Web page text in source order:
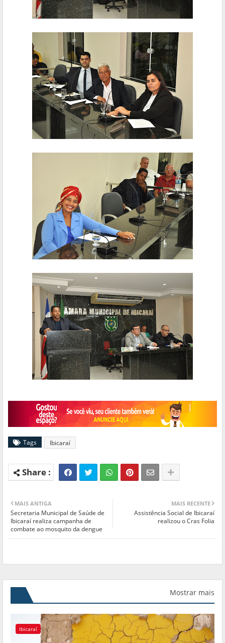
Tags Ibicaraí
MAIS RECENTE
Assistência Social de Ibicaraí
realizou o Cras Folia
MAIS ANTIGA
Secretaria Municipal de Saúde de
Ibicaraí realiza campanha de
combate ao mosquito da dengue
Mostrar mais
Ibicaraí